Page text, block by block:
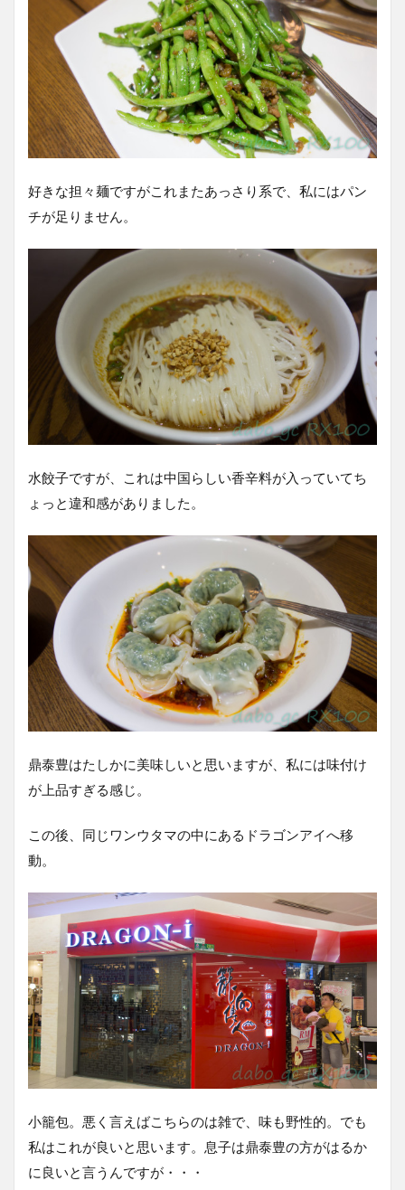
好きな担々麺ですがこれまたあっさり系で、私にはパン
チが足りません。
水餃子ですが、これは中国らしい香辛料が入っていてち
ょっと違和感がありました。
鼎泰豊はたしかに美味しいと思いますが、私には味付け
が上品すぎる感じ。
この後、同じワンウタマの中にあるドラゴンアイへ移
動。
小籠包。悪く言えばこちらのは雑で、味も野性的。でも
私はこれが良いと思います。息子は鼎泰豊の方がはるか
に良いと言うんですが・・・